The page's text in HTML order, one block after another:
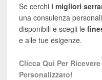
Se cerchi i migliori
una consulenza
disponibili e scegli le
e alle tue esigenze.
Clicca Qui Per
Personalizzato!